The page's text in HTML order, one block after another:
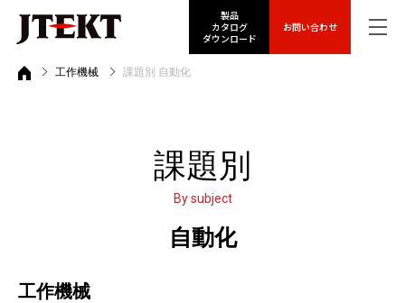
製品
カタログ
ダウンロード
お問い合わせ
工作機械 課題別 自動化
課題別
By subject
自動化
工作機械